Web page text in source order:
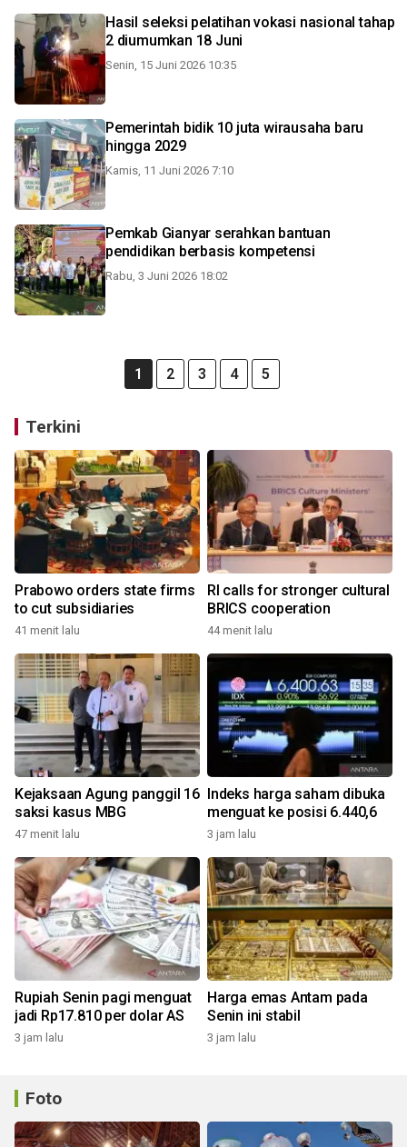
Hasil seleksi pelatihan vokasi nasional tahap
2 diumumkan 18 Juni
Senin, 15 Juni 2026 10:35
Pemerintah bidik 10 juta wirausaha baru
hingga 2029
Kamis, 11 Juni 2026 7:10
Pemkab Gianyar serahkan bantuan
pendidikan berbasis kompetensi
Rabu, 3 Juni 2026 18:02
1 2 3 4 5
Terkini
Prabowo orders state firms
to cut subsidiaries
41 menit lalu
RI calls for stronger cultural
BRICS cooperation
44 menit lalu
Kejaksaan Agung panggil 16
saksi kasus MBG
47 menit lalu
Indeks harga saham dibuka
menguat ke posisi 6.440,6
3 jam lalu
Rupiah Senin pagi menguat
jadi Rp17.810 per dolar AS
3 jam lalu
Harga emas Antam pada
Senin ini stabil
3 jam lalu
Foto